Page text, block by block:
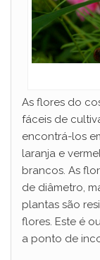
As flores do
fáceis de
encontrá-los
laranja e
brancos. As
de diâmetro,
plantas são
flores. Este é
a ponto de